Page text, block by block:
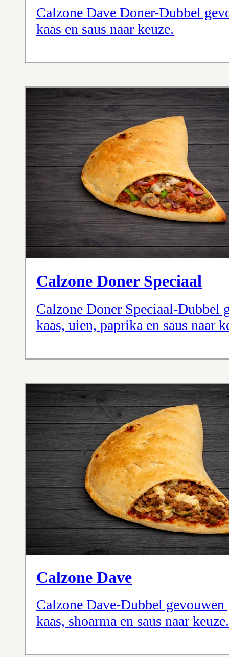
Calzone Dave Doner-Dubbel
kaas en saus naar keuze.
Calzone Doner Speciaal
Calzone Doner Speciaal-Dubbel
kaas, uien, paprika en saus naar
Calzone Dave
Calzone Dave-Dubbel gevouwen
kaas, shoarma en saus naar keuze.